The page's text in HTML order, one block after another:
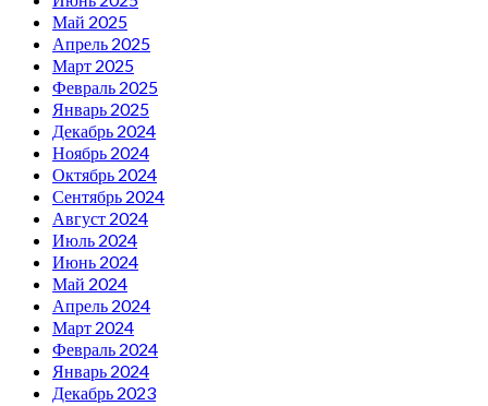
Май 2025
Апрель 2025
Март 2025
Февраль 2025
Январь 2025
Декабрь 2024
Ноябрь 2024
Октябрь 2024
Сентябрь 2024
Август 2024
Июль 2024
Июнь 2024
Май 2024
Апрель 2024
Март 2024
Февраль 2024
Январь 2024
Декабрь 2023